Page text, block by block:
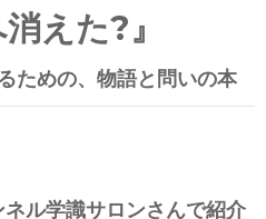
えた?』
ための、物語と問いの本
ル学識サロンさんで紹介